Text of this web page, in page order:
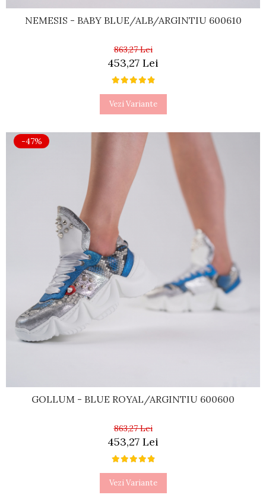
NEMESIS - BABY BLUE/ALB/ARGINTIU 600610
863,27 Lei
453,27 Lei
Vezi Variante
-47%
GOLLUM - BLUE ROYAL/ARGINTIU 600600
863,27 Lei
453,27 Lei
Vezi Variante